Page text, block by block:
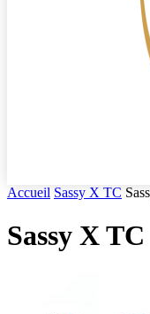
Accueil Sassy X TC
Sassy X TC